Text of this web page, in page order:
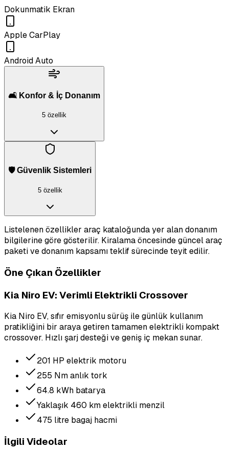
Dokunmatik Ekran
Apple CarPlay
Android Auto
🛋️ Konfor & İç Donanım
5 özellik
🛡️ Güvenlik Sistemleri
5 özellik
Listelenen özellikler araç kataloğunda yer alan donanım
bilgilerine göre gösterilir. Kiralama öncesinde güncel araç
paketi ve donanım kapsamı teklif sürecinde teyit edilir.
Öne Çıkan Özellikler
Kia Niro EV: Verimli Elektrikli Crossover
Kia Niro EV, sıfır emisyonlu sürüş ile günlük kullanım
pratikliğini bir araya getiren tamamen elektrikli kompakt
crossover. Hızlı şarj desteği ve geniş iç mekan sunar.
201 HP elektrik motoru
255 Nm anlık tork
64.8 kWh batarya
Yaklaşık 460 km elektrikli menzil
475 litre bagaj hacmi
İlgili Videolar